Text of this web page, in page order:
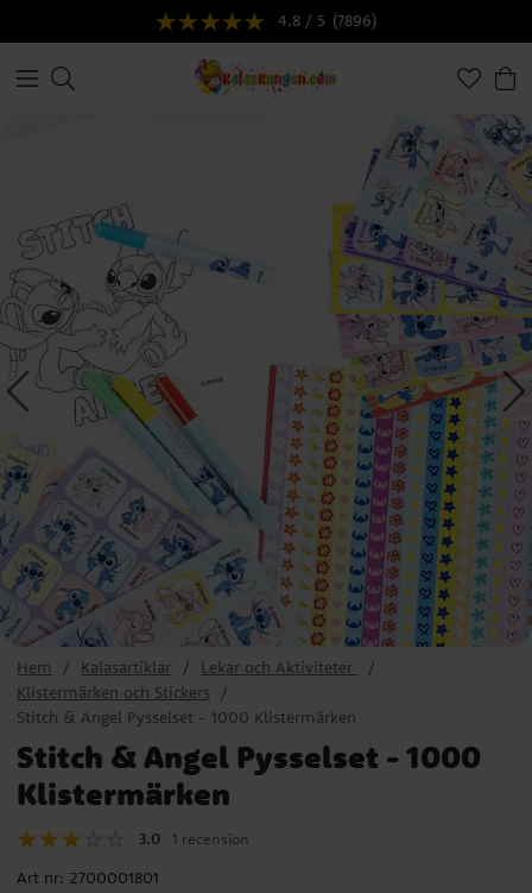
4.8 / 5 (7896)
Hem Kalasartiklar
Lekar och Aktiviteter
Klistermärken och Stickers
Stitch & Angel Pysselset - 1000 Klistermärken
Stitch & Angel Pysselset - 1000
Klistermärken
3.0 1 recension
Art nr: 2700001801